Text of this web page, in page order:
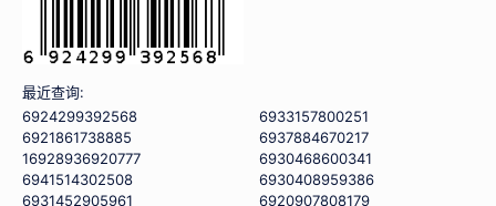
最近查询:
6924299392568
6933157800251
6921861738885
6937884670217
16928936920777
6930468600341
6941514302508
6930408959386
6931452905961
6920907808179